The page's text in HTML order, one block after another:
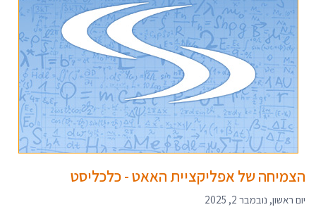
הצמיחה של אפליקציית האאט - כלכליסט
יום ראשון, נובמבר 2, 2025